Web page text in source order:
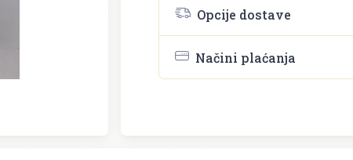
Opcije dostave
Načini plaćanja